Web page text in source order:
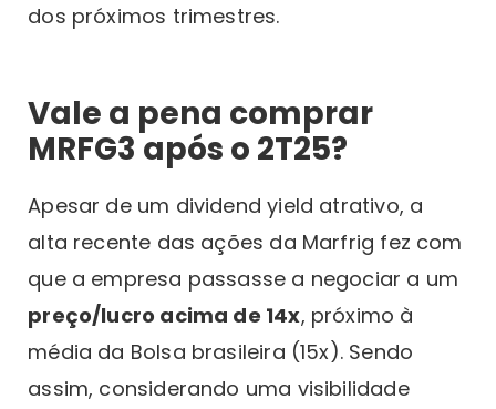
dos próximos trimestres.
Vale a pena comprar
MRFG3 após o 2T25?
Apesar de um dividend yield atrativo, a
alta recente das ações da Marfrig fez com
que a empresa passasse a negociar a um
preço/lucro acima de 14x, próximo à
média da Bolsa brasileira (15x). Sendo
assim, considerando uma visibilidade